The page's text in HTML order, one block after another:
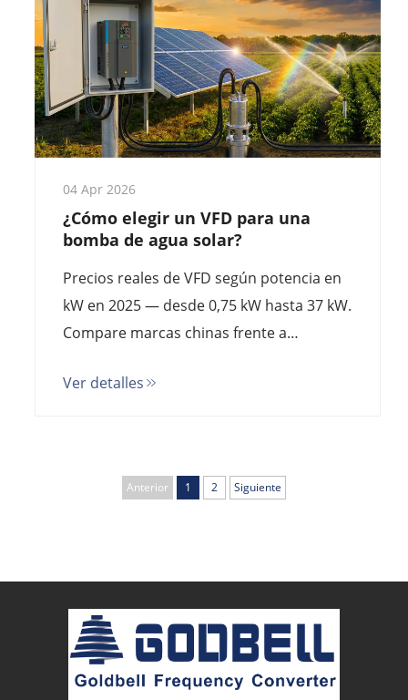
04 Apr 2026
¿Cómo elegir un VFD para una
bomba de agua solar?
Precios reales de VFD según potencia en
kW en 2025 — desde 0,75 kW hasta 37 kW.
Compare marcas chinas frente a
y calcule el coste total de propiedad.
Ver detalles
Anterior 1 2 Siguiente